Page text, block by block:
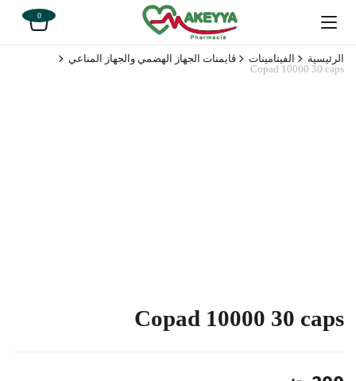
0
الرئيسية الفيتامينات
ڤايمنات الجهاز الهضمي والجهاز المناعي
Copad 10000 30 caps
Copad 10000 30 caps